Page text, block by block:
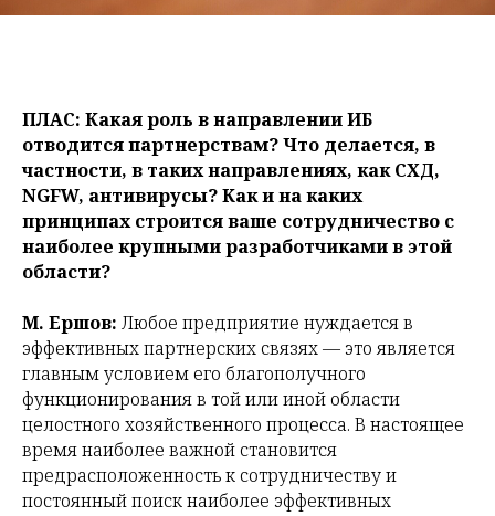
ПЛАС: Какая роль в направлении ИБ
отводится партнерствам? Что делается, в
частности, в таких направлениях, как СХД,
NGFW, антивирусы? Как и на каких
принципах строится ваше сотрудничество с
наиболее крупными разработчиками в этой
области?
М. Ершов: Любое предприятие нуждается в
эффективных партнерских связях — это является
главным условием его благополучного
функционирования в той или иной области
целостного хозяйственного процесса. В настоящее
время наиболее важной становится
предрасположенность к сотрудничеству и
постоянный поиск наиболее эффективных